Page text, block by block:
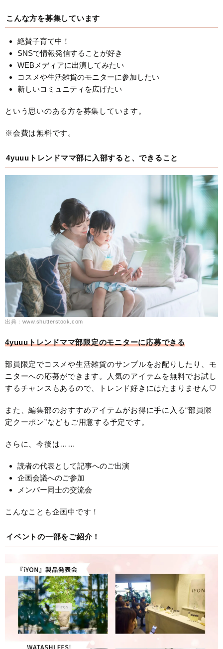
こんな方を募集しています
絶賛子育て中！
SNSで情報発信することが好き
WEBメディアに出演してみたい
コスメや生活雑貨のモニターに参加したい
新しいコミュニティを広げたい
という思いのある方を募集しています。
※会費は無料です。
4yuuuトレンドママ部に入部すると、できること
出典：www.shutterstock.com
4yuuuトレンドママ部限定のモニターに応募できる
部員限定でコスメや生活雑貨のサンプルをお配りしたり、モ
ニターへの応募ができます。人気のアイテムを無料でお試し
するチャンスもあるので、トレンド好きにはたまりません♡
また、編集部のおすすめアイテムがお得に手に入る“部員限
定クーポン”などもご用意する予定です。
さらに、今後は……
読者の代表として記事へのご出演
企画会議へのご参加
メンバー同士の交流会
こんなことも企画中です！
イベントの一部をご紹介！